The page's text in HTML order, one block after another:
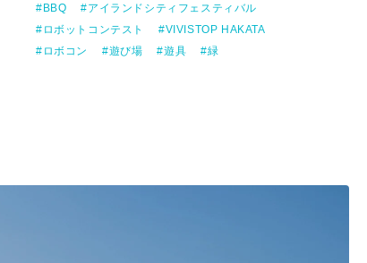
BBQ
アイランドシティフェスティバル
ロボットコンテスト
VIVISTOP HAKATA
ロボコン
遊び場 遊具 緑